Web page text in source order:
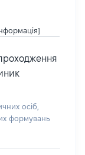
осіб,
формувань